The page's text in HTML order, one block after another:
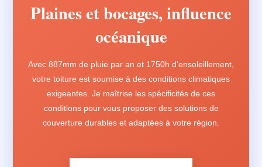
Plaines et bocages, influence
océanique
Avec 887mm de pluie par an et 1750h d'ensoleillement,
votre toiture est soumise à des conditions climatiques
exigeantes. Je maîtrise les spécificités de ces
conditions pour vous proposer des solutions de
couverture durables et adaptées à votre région.